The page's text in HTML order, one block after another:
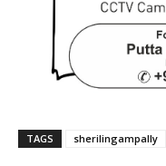
TAGS sherilingampally